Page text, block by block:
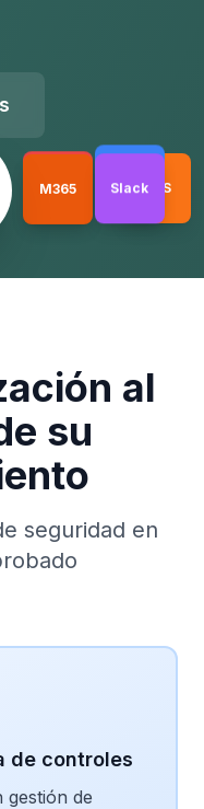
AWS
Azure
Wazuh
M365 Slack
al
su
seguridad en
de controles
gestión de